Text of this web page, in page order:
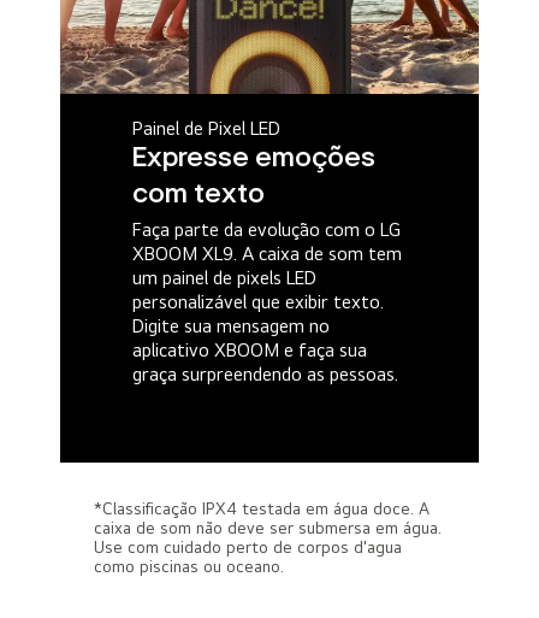
Painel de Pixel LED
Expresse emoções
com texto
Faça parte da evolução com o LG
XBOOM XL9. A caixa de som tem
um painel de pixels LED
personalizável que exibir texto.
Digite sua mensagem no
aplicativo XBOOM e faça sua
graça surpreendendo as pessoas.
*Classificação IPX4 testada em água doce. A
caixa de som não deve ser submersa em água.
Use com cuidado perto de corpos d'agua
como piscinas ou oceano.